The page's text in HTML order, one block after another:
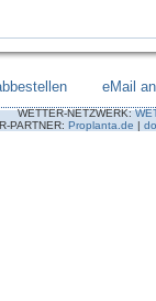
eMail
WETTER-NETZWERK:
PARTNER: Proplanta.de |